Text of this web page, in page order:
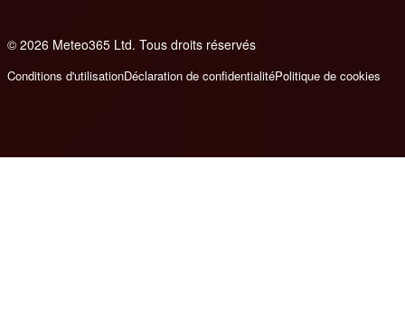
© 2026 Meteo365 Ltd. Tous droits réservés
Conditions d'utilisationDéclaration de confidentialitéPolitique de cookies